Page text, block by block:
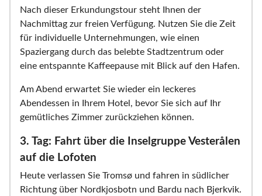
Nach dieser Erkundungstour steht Ihnen der
Nachmittag zur freien Verfügung. Nutzen Sie die Zeit
für individuelle Unternehmungen, wie einen
Spaziergang durch das belebte Stadtzentrum oder
eine entspannte Kaffeepause mit Blick auf den Hafen.
Am Abend erwartet Sie wieder ein leckeres
Abendessen in Ihrem Hotel, bevor Sie sich auf Ihr
gemütliches Zimmer zurückziehen können.
3. Tag: Fahrt über die Inselgruppe Vesterålen
auf die Lofoten
Heute verlassen Sie Tromsø und fahren in südlicher
Richtung über Nordkjosbotn und Bardu nach Bjerkvik.